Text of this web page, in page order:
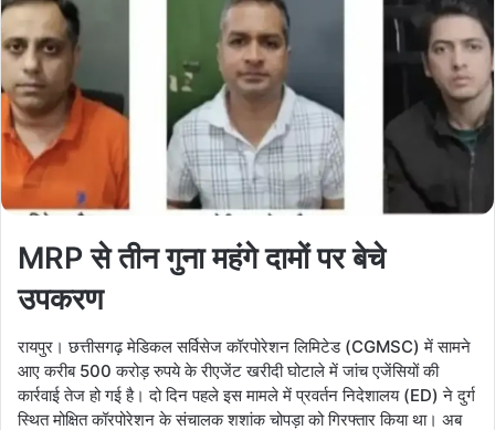
MRP से तीन गुना महंगे दामों पर बेचे
उपकरण
रायपुर। छत्तीसगढ़ मेडिकल सर्विसेज कॉरपोरेशन लिमिटेड (CGMSC) में सामने
आए करीब 500 करोड़ रुपये के रीएजेंट खरीदी घोटाले में जांच एजेंसियों की
कार्रवाई तेज हो गई है। दो दिन पहले इस मामले में प्रवर्तन निदेशालय (ED) ने दुर्ग
स्थित मोक्षित कॉरपोरेशन के संचालक शशांक चोपड़ा को गिरफ्तार किया था। अब